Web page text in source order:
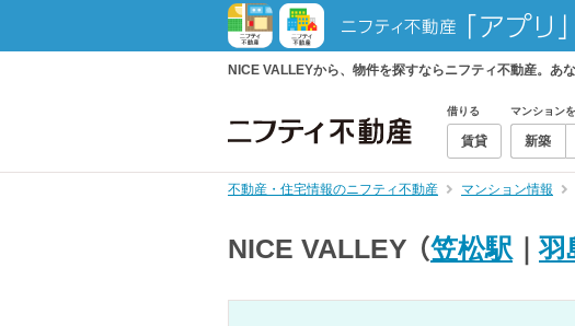
NICE VALLEYから、物件を探すならニフティ不動産。あ
借りる
賃貸
マンション
新築
不動産・住宅情報のニフティ不動産 マンション情報
NICE VALLEY （笠松駅 ｜羽